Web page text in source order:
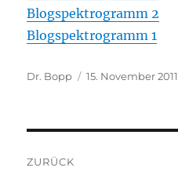
Blogspektrogramm 2
Blogspektrogramm 1
Autor
Dr. Bopp
Veröffentlicht
15. November 2011
ZURÜCK